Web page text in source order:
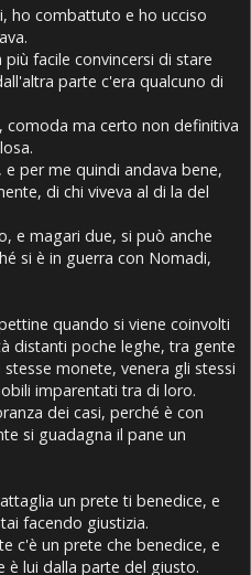
ho combattuto e ho ucciso
facile convincersi di stare
parte c'era qualcuno di
comoda ma certo non definitiva
per me quindi andava bene,
di chi viveva al di la del
e magari due, si può anche
si è in guerra con Nomadi,
quando si viene coinvolti
distanti poche leghe, tra gente
monete, venera gli stessi
imparentati tra di loro.
dei casi, perché è con
si guadagna il pane un
un prete ti benedice, e
facendo giustizia.
c'è un prete che benedice, e
è lui dalla parte del giusto.